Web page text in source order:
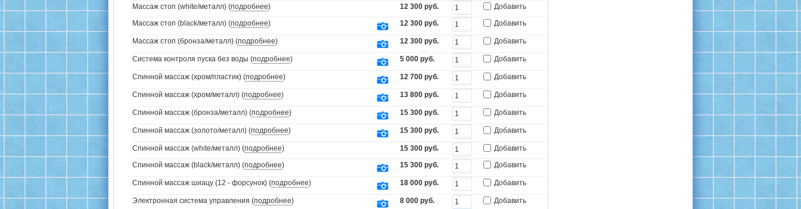
Массаж стоп (white/металл) (подробнее) 12 300 руб.
Добавить
Массаж стоп (black/металл) (подробнее) 12 300 руб. Добавить
Массаж стоп (бронза/металл) (подробнее) 12 300 руб. Добавить
Система контроля пуска без воды (подробнее) 5 000 руб. Добавить
Спинной массаж (хром/пластик) (подробнее) 12 700 руб. Добавить
Спинной массаж (хром/металл) (подробнее) 13 800 руб. Добавить
Спинной массаж (бронза/металл) (подробнее) 15 300 руб. Добавить
Спинной массаж (золото/металл) (подробнее) 15 300 руб. Добавить
Спинной массаж (white/металл) (подробнее) 15 300 руб.
Добавить
Спинной массаж (black/металл) (подробнее) 15 300 руб. Добавить
Спинной массаж шиацу (12 - форсунок) (подробнее) 18 000 руб. Добавить
Электронная система управления (подробнее) 8 000 руб. Добавить